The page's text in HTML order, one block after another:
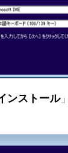
ンストール